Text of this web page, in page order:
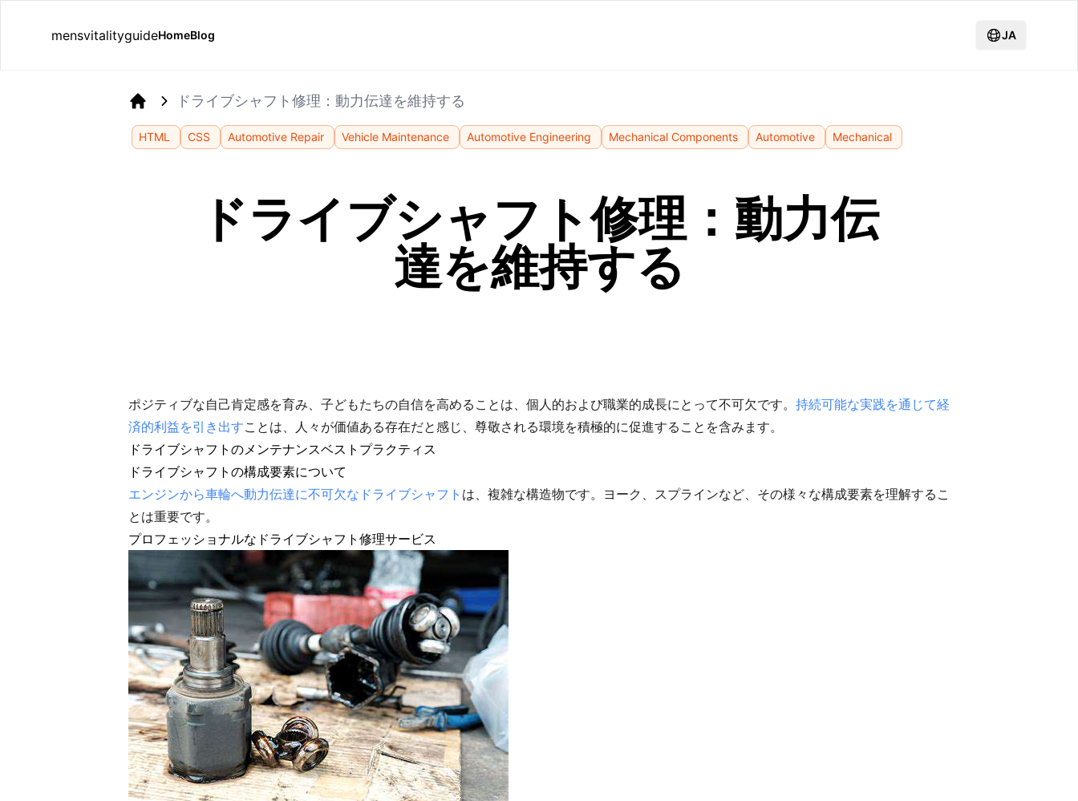
mensvitalityguideHomeBlog JA
ドライブシャフト修理：動力伝達を維持する
HTML CSS Automotive Repair Vehicle Maintenance Automotive Engineering Mechanical Components Automotive Mechanical
ドライブシャフト修理：動力伝
達を維持する
ポジティブな自己肯定感を育み、子どもたちの自信を高めることは、個人的および職業的成長にとって不可欠です。 持続可能な実践を通じて経
済的利益を引き出すことは、人々が価値ある存在だと感じ、尊敬される環境を積極的に促進することを含みます。
ドライブシャフトのメンテナンスベストプラクティス
ドライブシャフトの構成要素について
エンジンから車輪へ動力伝達に不可欠なドライブシャフト は、複雑な構造物です。ヨーク、スプラインなど、その様々な構成要素を理解するこ
とは重要です。
プロフェッショナルなドライブシャフト修理サービス